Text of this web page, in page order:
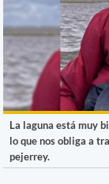
La laguna está muy
lo que nos obliga a
pejerrey.